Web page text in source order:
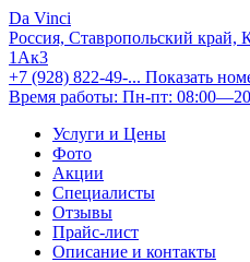
Da Vinci
Россия, Ставропольский край,
1Ак3
+7 (928) 822-49-... Показать
Время работы: Пн-пт:
Услуги и Цены
Фото
Акции
Специалисты
Отзывы
Прайс-лист
Описание и контакты